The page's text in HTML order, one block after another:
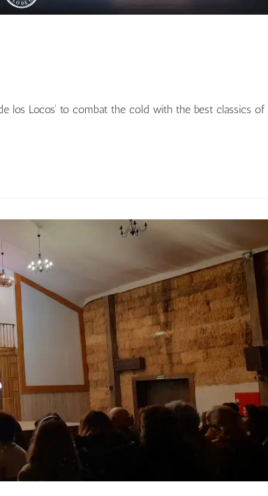
los Locos' to combat the cold with the best classics of